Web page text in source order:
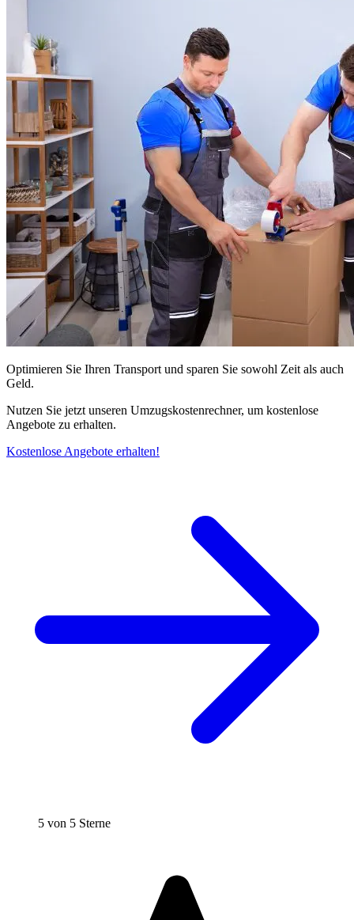
Optimieren Sie Ihren Transport und sparen Sie sowohl Zeit als auch
Geld.
Nutzen Sie jetzt unseren Umzugskostenrechner, um kostenlose
Angebote zu erhalten.
Kostenlose Angebote erhalten!
5 von 5 Sterne